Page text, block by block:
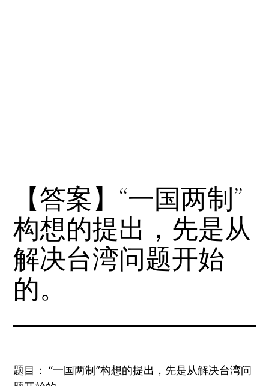
【答案】“一国两制”
构想的提出，先是从
解决台湾问题开始
的。
题目： “一国两制”构想的提出，先是从解决台湾问